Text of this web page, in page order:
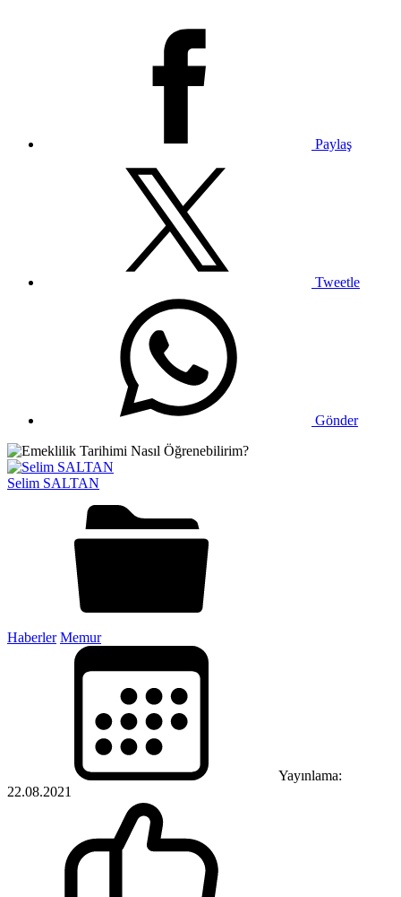
Paylaş
Tweetle
Gönder
Selim SALTAN
Haberler Memur
Yayınlama:
22.08.2021